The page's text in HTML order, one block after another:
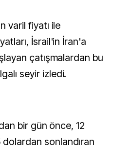
İsrail'in İran'a
çatışmalardan bu
seyir izledi.
bir gün önce, 12
sonlandıran